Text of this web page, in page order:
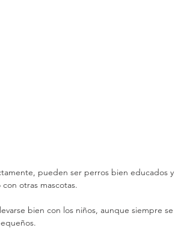
pueden ser perros bien educados y
otras mascotas.
bien con los niños, aunque siempre se